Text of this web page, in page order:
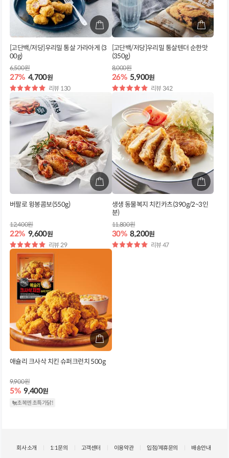
[고단백/저당]우리밀 통살 가라아게 (3
00g)
27% 4,700원
6,500원
별
점
리뷰 130
[고단백/저당]우리밀 통살텐더 순한맛
(350g)
26% 5,900원
8,000원
별
리뷰 342
버팔로 윙봉콤보(550g)
22% 9,600원
12,400원
별
점
리뷰 29
생생 동물복지 치킨카츠(390g/2~3인
분)
30% 8,200원
11,800원
별
점
리뷰 47
애슐리 크사삭 치킨 슈퍼크런치 500g
5% 9,400원
9,900원
🐔초복엔 초특가닭!
회사 소개 1:1문의 고객센터 이용약관 입점/제휴문의
배송안내